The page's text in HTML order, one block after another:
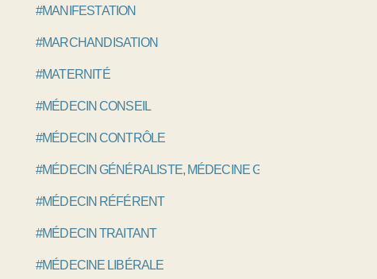
#MANIFESTATION
#MARCHANDISATION
#MATERNITÉ
#MÉDECIN CONSEIL
#MÉDECIN CONTRÔLE
#MÉDECIN GÉNÉRALISTE, MÉDECINE GÉNÉRALE
#MÉDECIN RÉFÉRENT
#MÉDECIN TRAITANT
#MÉDECINE LIBÉRALE